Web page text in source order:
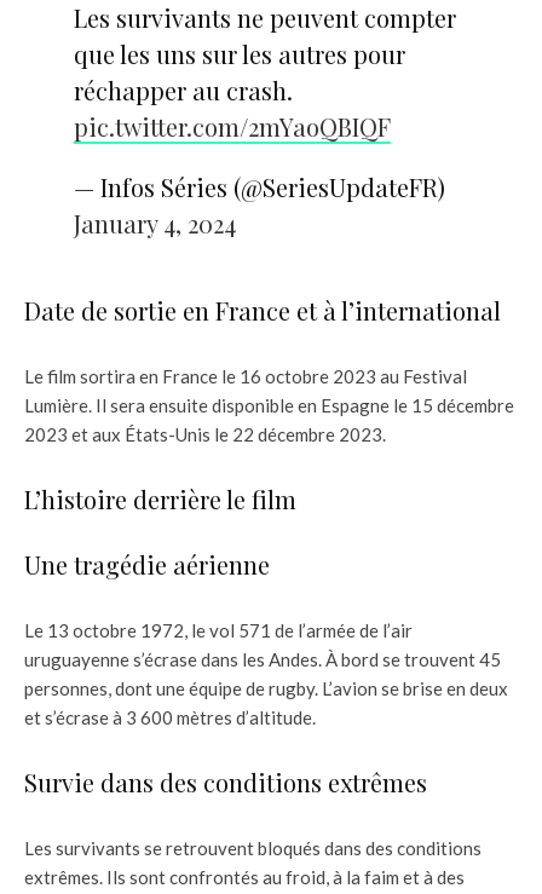
Les survivants ne peuvent compter
que les uns sur les autres pour
réchapper au crash.
pic.twitter.com/2mYaoQBIQF
— Infos Séries (@SeriesUpdateFR)
January 4, 2024
Date de sortie en France et à l’international
Le film sortira en France le 16 octobre 2023 au Festival
Lumière. Il sera ensuite disponible en Espagne le 15 décembre
2023 et aux États-Unis le 22 décembre 2023.
L’histoire derrière le film
Une tragédie aérienne
Le 13 octobre 1972, le vol 571 de l’armée de l’air
uruguayenne s’écrase dans les Andes. À bord se trouvent 45
personnes, dont une équipe de rugby. L’avion se brise en deux
et s’écrase à 3 600 mètres d’altitude.
Survie dans des conditions extrêmes
Les survivants se retrouvent bloqués dans des conditions
extrêmes. Ils sont confrontés au froid, à la faim et à des